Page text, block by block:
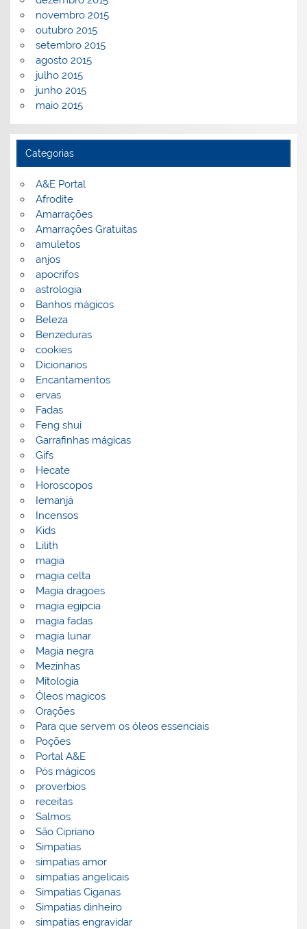
novembro 2015
outubro 2015
setembro 2015
agosto 2015
julho 2015
junho 2015
maio 2015
Categorias
A&E Portal
Afrodite
Amarrações
Amarrações Gratuitas
amuletos
anjos
apocrifos
astrologia
Banhos mágicos
Beleza
Benzeduras
cookies
Dicionarios
Encantamentos
ervas
Fadas
Feng shui
Garrafinhas mágicas
Gifs
Hecate
Horoscopos
Iemanjá
Incensos
Kids
Lilith
magia
magia celta
Magia dragoes
magia egipcia
magia fadas
magia lunar
Magia negra
Mezinhas
Mitologia
Óleos magicos
Orações
Para que servem os óleos essenciais
Poções
Portal A&E
Pós mágicos
proverbios
receitas
Salmos
São Cipriano
Simpatias
simpatias amor
simpatias angelicais
Simpatias Ciganas
Simpatias dinheiro
simpatias engravidar